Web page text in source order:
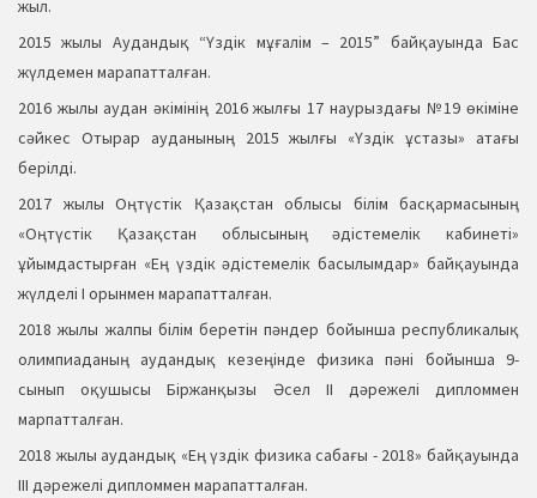
жыл.
2015 жылы Аудандық “Үздік мұғалім – 2015” байқауында Бас
жүлдемен марапатталған.
2016 жылы аудан әкімінің 2016 жылғы 17 наурыздағы №19 өкіміне
сәйкес Отырар ауданының 2015 жылғы «Үздік ұстазы» атағы
берілді.
2017 жылы Оңтүстік Қазақстан облысы білім басқармасының
«Оңтүстік Қазақстан облысының әдістемелік кабинеті»
ұйымдастырған «Ең үздік әдістемелік басылымдар» байқауында
жүлделі І орынмен марапатталған.
2018 жылы жалпы білім беретін пәндер бойынша республикалық
олимпиаданың аудандық кезеңінде физика пәні бойынша 9-
сынып оқушысы Біржанқызы Әсел ІІ дәрежелі дипломмен
марпатталған.
2018 жылы аудандық «Ең үздік физика сабағы - 2018» байқауында
ІІІ дәрежелі дипломмен марапатталған.